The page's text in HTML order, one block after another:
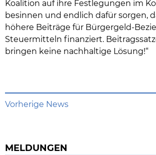
Koalition auf ihre Festlegungen im
besinnen und endlich dafür sorgen,
höhere Beiträge für Bürgergeld-
Steuermitteln finanziert.
bringen keine nachhaltige Lösung!“
Vorherige News
MELDUNGEN